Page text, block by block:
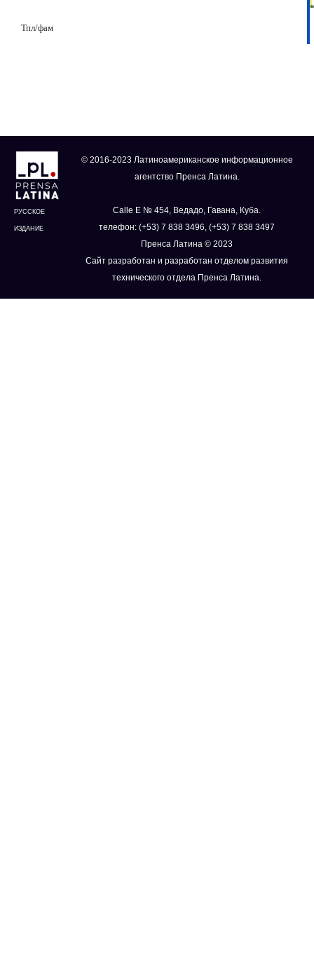
Тпл/фам
РУССКОЕ
ИЗДАНИЕ
© 2016-2023 Латиноамериканское информационное
агентство Пренса Латина.
Calle E № 454, Ведадо, Гавана, Куба.
телефон: (+53) 7 838 3496, (+53) 7 838 3497
Пренса Латина © 2023
Сайт разработан и разработан отделом развития
технического отдела Пренса Латина.